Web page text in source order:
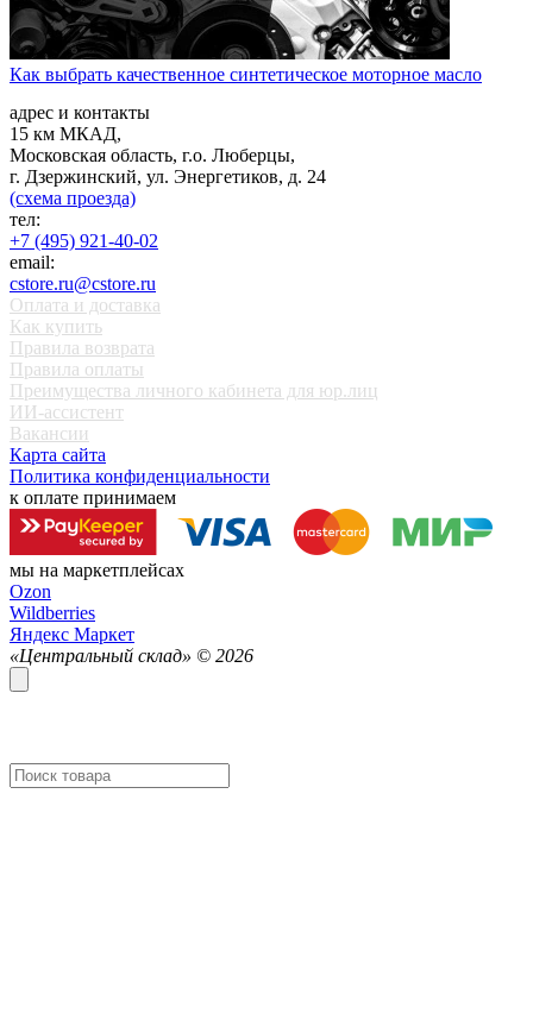
Как выбрать качественное синтетическое моторное масло
адрес и контакты
15 км МКАД,
Московская область, г.о. Люберцы,
г. Дзержинский, ул. Энергетиков, д. 24
(схема проезда)
тел:
+7 (495) 921-40-02
email:
cstore.ru@cstore.ru
Оплата и доставка
Как купить
Правила возврата
Правила оплаты
Преимущества личного кабинета для юр.лиц
ИИ-ассистент
Вакансии
Карта сайта
Политика конфиденциальности
к оплате принимаем
мы на маркетплейсах
Ozon
Wildberries
Яндекс Маркет
«Центральный склад» © 2026